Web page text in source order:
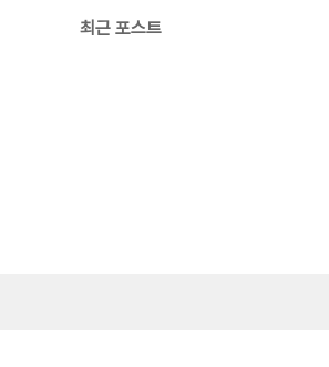
최근 포스트